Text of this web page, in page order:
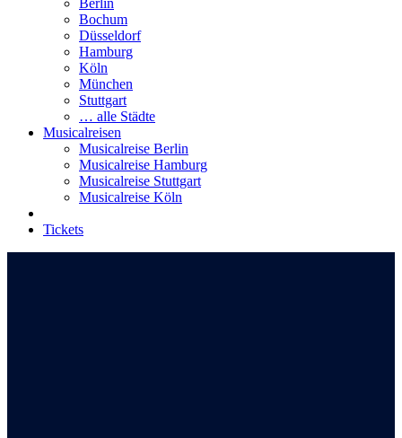
Berlin
Bochum
Düsseldorf
Hamburg
Köln
München
Stuttgart
… alle Städte
Musicalreisen
Musicalreise Berlin
Musicalreise Hamburg
Musicalreise Stuttgart
Musicalreise Köln
Tickets